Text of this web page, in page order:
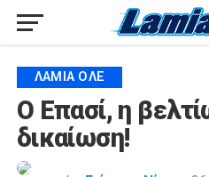
ΛΑΜΙΑ ΟΛΕ
Ο Επασί, η
δικαίωση!